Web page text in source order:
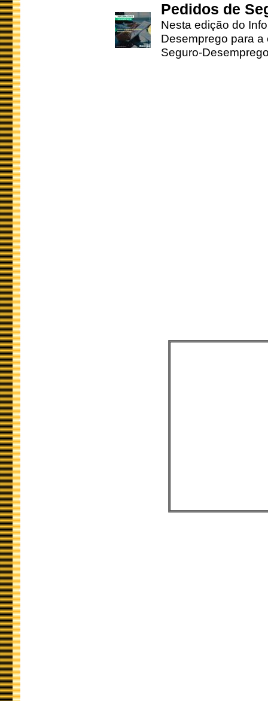
Pedidos de
Nesta edição do
Desemprego para
Seguro-